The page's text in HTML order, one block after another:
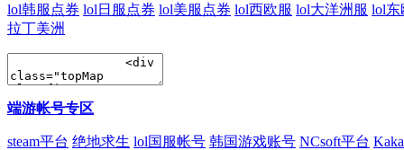
lol韩服点券 lol日服点券 lol美服点券 lol西欧服 lol大洋洲服 lol东
拉丁美洲
端游帐号专区
steam平台 绝地求生 lol国服帐号 韩国游戏账号 NCsoft平台